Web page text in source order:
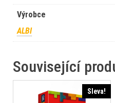
Výrobce
ALBI
Související
Sleva!